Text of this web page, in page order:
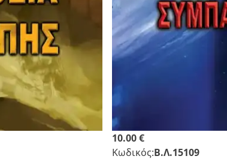
10.00 €
Κωδικός:Β.Λ.15109